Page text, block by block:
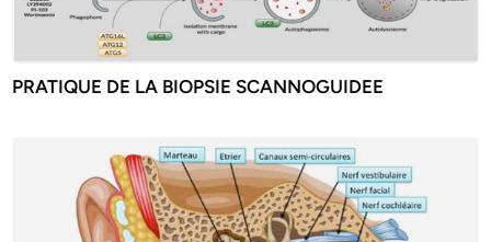
PRATIQUE DE LA BIOPSIE SCANNOGUIDEE